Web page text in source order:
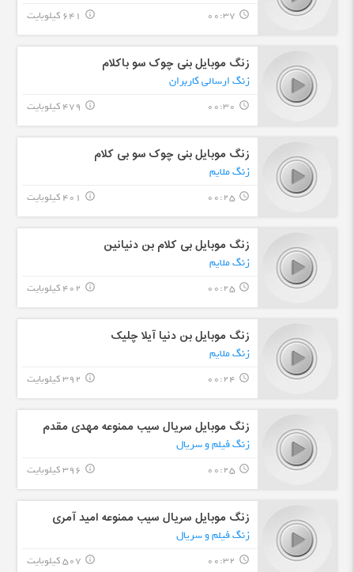
query_builder
00:37 641 کیلوبایت info_outline
زنگ موبایل بنی چوک سو باکلام
زنگ ارسالی کاربران
query_builder
00:30 479 کیلوبایت info_outline
زنگ موبایل بنی چوک سو بی کلام
زنگ ملایم
query_builder
00:25 401 کیلوبایت info_outline
زنگ موبایل بی کلام بن دنیانین
زنگ ملایم
query_builder
00:25 402 کیلوبایت info_outline
زنگ موبایل بن دنیا آیلا چلیک
زنگ ملایم
query_builder
00:24 392 کیلوبایت info_outline
زنگ موبایل سریال سیب ممنوعه مهدی مقدم
زنگ فیلم و سریال
query_builder
00:25 396 کیلوبایت info_outline
زنگ موبایل سریال سیب ممنوعه امید آمری
زنگ فیلم و سریال
query_builder
00:32 507 کیلوبایت info_outline